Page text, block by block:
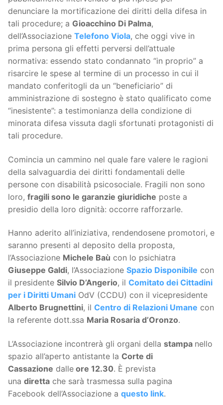
denunciare la mortificazione dei diritti della difesa in
tali procedure; a Gioacchino Di Palma,
dell’Associazione Telefono Viola, che oggi vive in
prima persona gli effetti perversi dell’attuale
normativa: essendo stato condannato “in proprio” a
risarcire le spese al termine di un processo in cui il
mandato conferitogli da un “beneficiario” di
amministrazione di sostegno è stato qualificato come
“inesistente”: a testimonianza della condizione di
minorata difesa vissuta dagli sfortunati protagonisti di
tali procedure.
Comincia un cammino nel quale fare valere le ragioni
della salvaguardia dei diritti fondamentali delle
persone con disabilità psicosociale. Fragili non sono
loro, fragili sono le garanzie giuridiche poste a
presidio della loro dignità: occorre rafforzarle.
Hanno aderito all’iniziativa, rendendosene promotori, e
saranno presenti al deposito della proposta,
l’Associazione Michele Baù con lo psichiatra
Giuseppe Galdi, l’Associazione Spazio Disponibile con
il presidente Silvio D’Angerio, il Comitato dei Cittadini
per i Diritti Umani OdV (CCDU) con il vicepresidente
Alberto Brugnettini, il Centro di Relazioni Umane con
la referente dott.ssa Maria Rosaria d’Oronzo.
L’Associazione incontrerà gli organi della stampa nello
spazio all’aperto antistante la Corte di
Cassazione dalle ore 12.30. È prevista
una diretta che sarà trasmessa sulla pagina
Facebook dell’Associazione a questo link.